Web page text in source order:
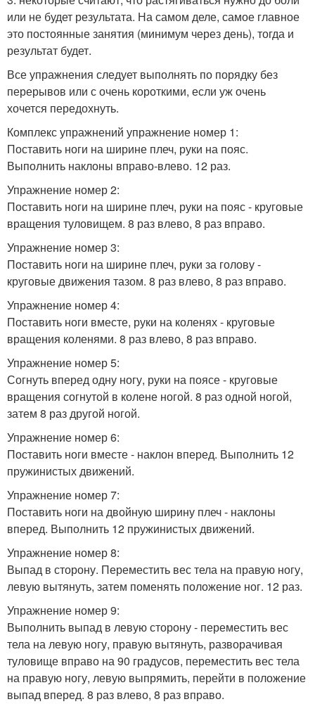
или не будет результата. На самом деле, самое главное
это постоянные занятия (минимум через день), тогда и
результат будет.
Все упражнения следует выполнять по порядку без
перерывов или с очень короткими, если уж очень
хочется передохнуть.
Комплекс упражнений упражнение номер 1:
Поставить ноги на ширине плеч, руки на пояс.
Выполнить наклоны вправо-влево. 12 раз.
Упражнение номер 2:
Поставить ноги на ширине плеч, руки на пояс - круговые
вращения туловищем. 8 раз влево, 8 раз вправо.
Упражнение номер 3:
Поставить ноги на ширине плеч, руки за голову -
круговые движения тазом. 8 раз влево, 8 раз вправо.
Упражнение номер 4:
Поставить ноги вместе, руки на коленях - круговые
вращения коленями. 8 раз влево, 8 раз вправо.
Упражнение номер 5:
Согнуть вперед одну ногу, руки на поясе - круговые
вращения согнутой в колене ногой. 8 раз одной ногой,
затем 8 раз другой ногой.
Упражнение номер 6:
Поставить ноги вместе - наклон вперед. Выполнить 12
пружинистых движений.
Упражнение номер 7:
Поставить ноги на двойную ширину плеч - наклоны
вперед. Выполнить 12 пружинистых движений.
Упражнение номер 8:
Выпад в сторону. Переместить вес тела на правую ногу,
левую вытянуть, затем поменять положение ног. 12 раз.
Упражнение номер 9:
Выполнить выпад в левую сторону - переместить вес
тела на левую ногу, правую вытянуть, разворачивая
туловище вправо на 90 градусов, переместить вес тела
на правую ногу, левую выпрямить, перейти в положение
выпад вперед. 8 раз влево, 8 раз вправо.